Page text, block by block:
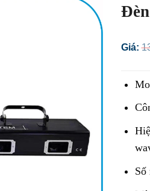
Giá:
Số